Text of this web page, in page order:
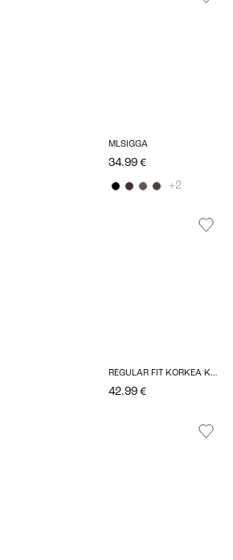
MLSIGGA
34.99 €
+2
REGULAR FIT KORKEA KAULUS NEULEPUSEROT
42.99 €